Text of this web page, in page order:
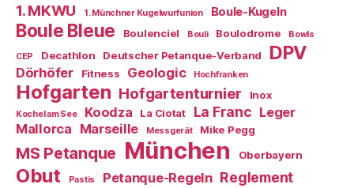
1. MKWU 1. Münchner Kugelwurfunion Boule-Kugeln
Boule Bleue Boulenciel Bouli Boulodrome Bowls
CEP Decathlon Deutscher Petanque-Verband DPV
Dörhöfer Fitness Geologic Hochfranken
Hofgarten Hofgartenturnier Inox
Kochel am See Koodza La Ciotat La Franc Leger
Mallorca Marseille Messgerät Mike Pegg
MS Petanque München Oberbayern
Obut Pastis Petanque-Regeln Reglement